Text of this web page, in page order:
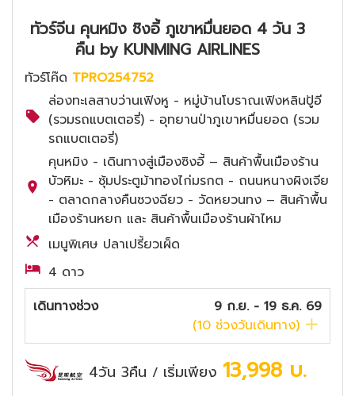
ทัวร์จีน คุนหมิง ชิงอี้ ภูเขาหมื่นยอด 4 วัน 3
คืน by KUNMING AIRLINES
ทัวร์โค๊ด TPRO254752
ล่องทะเลสาบว่านเฟิงหู - หมู่บ้านโบราณเฟิงหลินปู้อี
(รวมรถแบตเตอรี่) - อุทยานป่าภูเขาหมื่นยอด (รวม
รถแบตเตอรี่)
คุนหมิง - เดินทางสู่เมืองซิงอี้ – สินค้าพื้นเมืองร้าน
บัวหิมะ - ซุ้มประตูม้าทองไก่มรกต - ถนนหนางผิงเจีย
- ตลาดกลางคืนซวงฉียว - วัดหยวนทง – สินค้าพื้น
เมืองร้านหยก และ สินค้าพื้นเมืองร้านผ้าไหม
เมนูพิเศษ ปลาเปรี้ยวเผ็ด
4 ดาว
เดินทางช่วง
9 ก.ย. - 19 ธ.ค. 69
(10 ช่วงวันเดินทาง)
4วัน 3คืน / เริ่มเพียง 13,998 บ.